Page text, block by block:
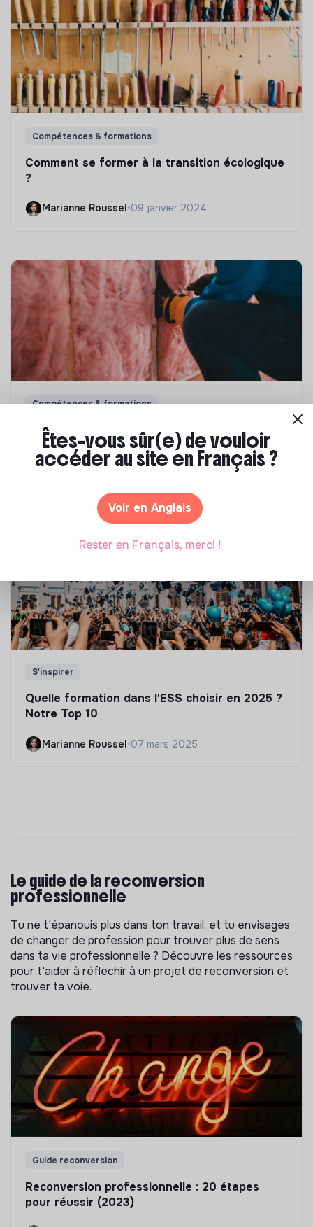
Compétences & formations
Comment se former à la transition écologique
?
Marianne Roussel •09 janvier 2024
Compétences & formations
Top 8 des formations en rénovation
énergétique des bâtiments
S'inspirer
Quelle formation dans l'ESS choisir en 2025 ?
Notre Top 10
Marianne Roussel•07 mars 2025
Le guide de la reconversion
professionnelle
Tu ne t'épanouis plus dans ton travail, et tu envisages
de changer de profession pour trouver plus de sens
dans ta vie professionnelle ? Découvre les ressources
pour t'aider à réflechir à un projet de reconversion et
trouver ta voie.
Guide reconversion
Reconversion professionnelle : 20 étapes
pour réussir (2023)
Êtes-vous sûr(e) de vouloir
accéder au site en Français ?
Voir en Anglais
Rester en Français, merci !